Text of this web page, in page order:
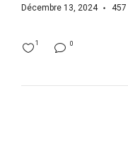
Décembre 13, 2024 457
0
1